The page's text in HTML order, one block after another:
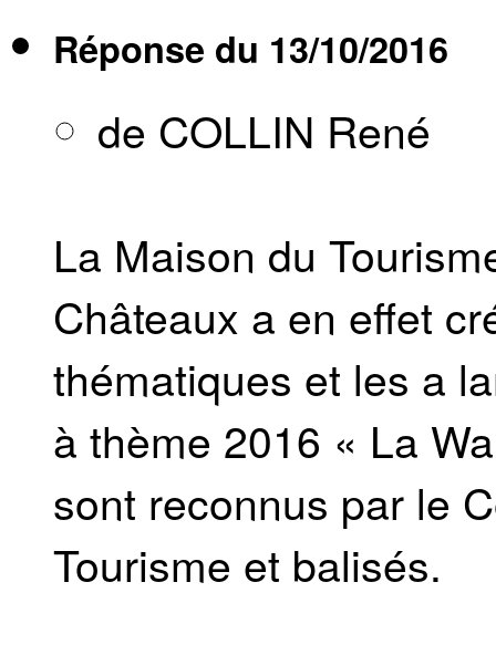
Réponse du 13/10/2016
de COLLIN René
La Maison du
Châteaux a en effet
thématiques et les a
à thème 2016 « La
sont reconnus par le
Tourisme et balisés.